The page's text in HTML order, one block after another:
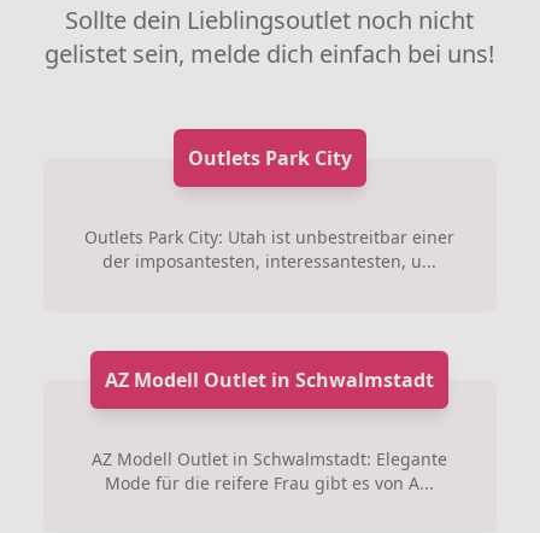
Sollte dein Lieblingsoutlet noch nicht
gelistet sein, melde dich einfach bei uns!
Outlets Park City
Outlets Park City: Utah ist unbestreitbar einer
der imposantesten, interessantesten, u...
AZ Modell Outlet in Schwalmstadt
AZ Modell Outlet in Schwalmstadt: Elegante
Mode für die reifere Frau gibt es von A...